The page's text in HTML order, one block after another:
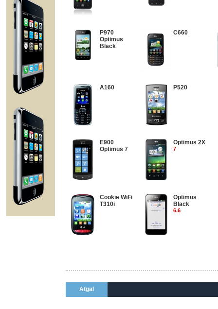
P970
Optimus
Black
C660
A160 P520
E900
Optimus 7
Optimus 2X
7
Cookie WiFi
T310i
Optimus
Black
6.6
Atgal